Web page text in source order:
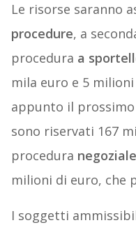
Le risorse saranno
procedure, a
procedura a
mila euro e 5
appunto il prossimo
sono riservati 167
procedura negoziale
milioni di euro, che
I soggetti